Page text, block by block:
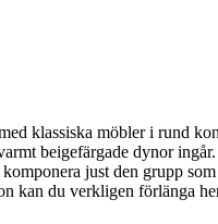
klassiska möbler i rund
beigefärgade dynor
just den grupp
kan du verkligen förlänga